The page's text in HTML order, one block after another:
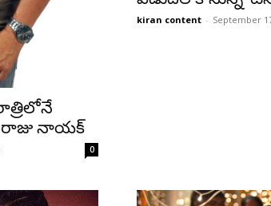
రాజు నాయక్
0
kiran content - September